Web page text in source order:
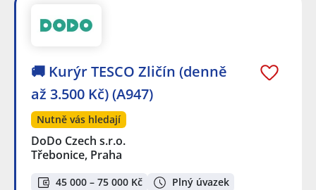
🚚 Kurýr TESCO Zličín (denně
až 3.500 Kč) (A947)
Nutně vás hledají
DoDo Czech s.r.o.
Třebonice, Praha
45 000 – 75 000 Kč
Plný úvazek